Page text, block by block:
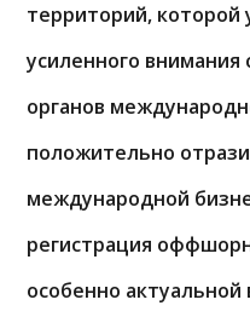
территорий, которой
усиленного
органов
положительно
международной
регистрация
особенно актуальной